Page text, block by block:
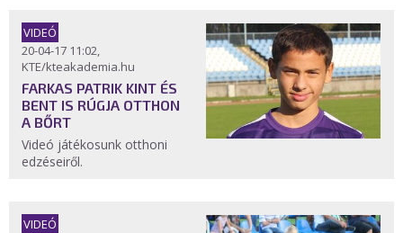
VIDEÓ
20-04-17 11:02,
KTE/kteakademia.hu
FARKAS PATRIK KINT ÉS
BENT IS RÚGJA OTTHON
A BŐRT
Videó játékosunk otthoni
edzéseiről.
VIDEÓ